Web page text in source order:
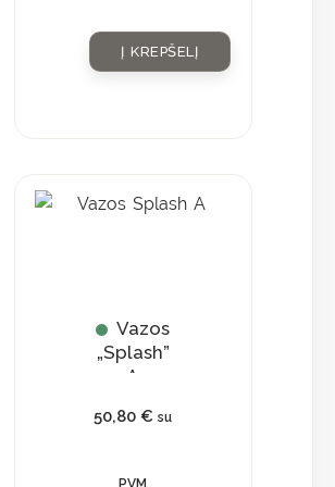
Į KREPŠELĮ
Vazos
„Splash”
A
50,80€ su